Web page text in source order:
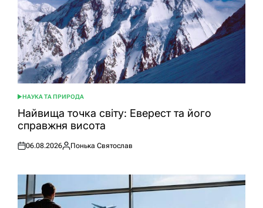
ОПУБЛІКУВАТИ
У
НАУКА ТА ПРИРОДА
Найвища точка світу: Еверест та його
справжня висота
Оприлюднено
06.08.2026
Опубліковано
Понька Святослав